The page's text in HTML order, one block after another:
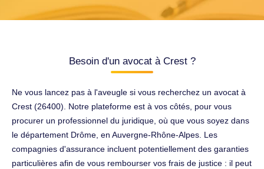
Besoin d'un avocat à Crest ?
Ne vous lancez pas à l'aveugle si vous recherchez un avocat à
Crest (26400). Notre plateforme est à vos côtés, pour vous
procurer un professionnel du juridique, où que vous soyez dans
le département Drôme, en Auvergne-Rhône-Alpes. Les
compagnies d'assurance incluent potentiellement des garanties
particulières afin de vous rembourser vos frais de justice : il peut